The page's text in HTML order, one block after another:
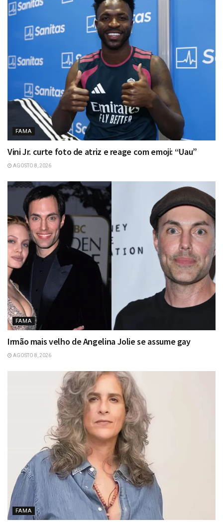
FAMA
Vini Jr. curte foto de atriz e reage com emoji: “Uau”
AGOSTO 8, 2026
FAMA
Irmão mais velho de Angelina Jolie se assume gay
AGOSTO 8, 2026
FAMA